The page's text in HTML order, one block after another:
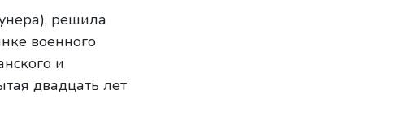
решила
военного
и
двадцать лет